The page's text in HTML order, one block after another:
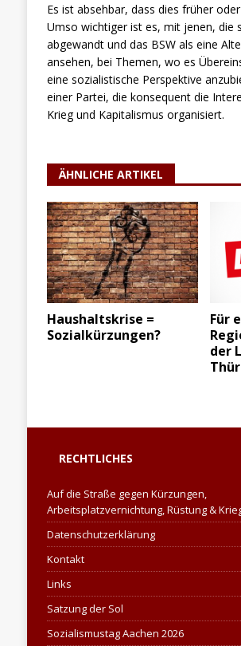
Es ist absehbar, dass dies früher
Umso wichtiger ist es, mit jenen, die
abgewandt und das BSW als eine
ansehen, bei Themen, wo es
eine sozialistische Perspektive
einer Partei, die konsequent die
Krieg und Kapitalismus organisiert.
ÄHNLICHE ARTIKEL
Haushaltskrise =
Sozialkürzungen?
Für
der
RECHTLICHES
Auf die Straße gegen Kürzungen,
Arbeitsplatzvernichtung, Rüstung &
Datenschutzerklärung
Kontakt
Links
Satzung der Sol
Sozialismustag Aachen 2026